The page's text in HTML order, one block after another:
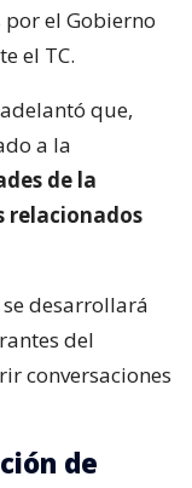
el Gobierno
el TC.
que,
a la
de la
relacionados
desarrollará
del
conversaciones
de